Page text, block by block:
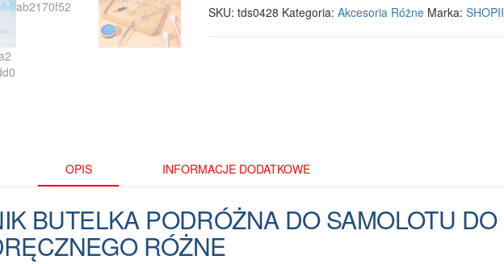
50
SKU: tds0428 Kategoria: Akcesoria Różne Marka: SHOPII
OPIS INFORMACJE DODATKOWE
BUTELKA PODRÓŻNA DO SAMOLOTU DO
RÓŻNE